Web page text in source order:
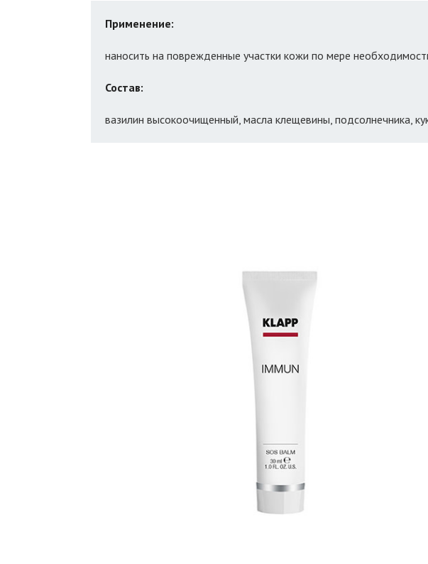
Применение:
наносить на поврежденные участки кожи по мере
Состав:
вазилин высокоочищенный, масла клещевины, подсолнечника,